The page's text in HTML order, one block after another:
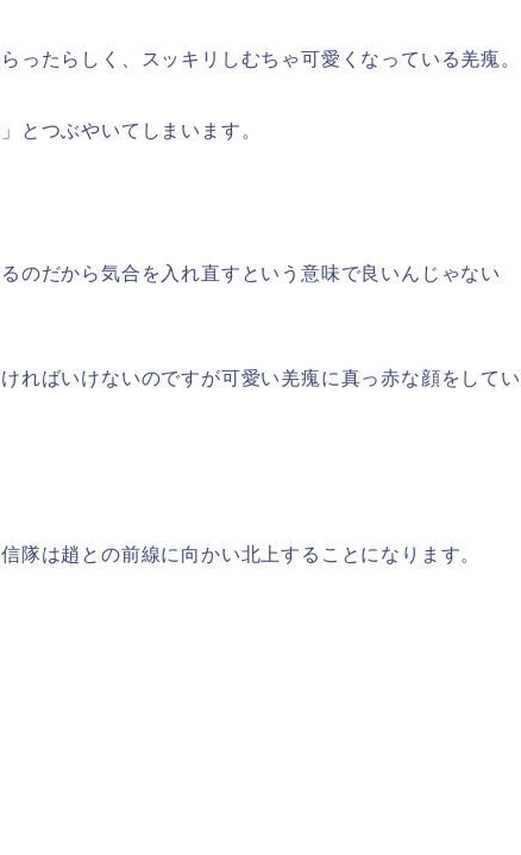
ったらしく、スッキリしむちゃ可愛くなっている羌瘣。
とつぶやいてしまいます。
のだから気合を入れ直すという意味で良いんじゃない
ればいけないのですが可愛い羌瘣に真っ赤な顔をしてい
隊は趙との前線に向かい北上することになります。